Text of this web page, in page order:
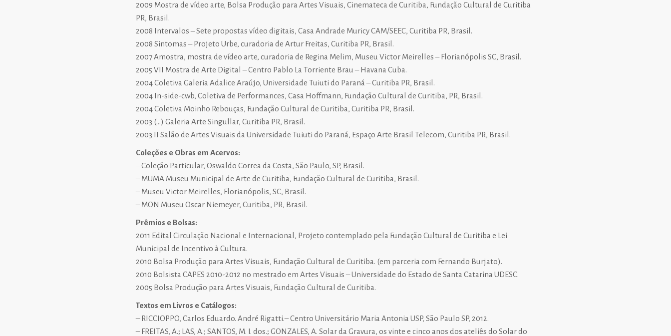
2009 Mostra de vídeo arte, Bolsa Produção para Artes Visuais, Cinemateca de Curitiba, Fundação Cultural de Curitiba
PR, Brasil.
2008 Intervalos – Sete propostas vídeo digitais, Casa Andrade Muricy CAM/SEEC, Curitiba PR, Brasil.
2008 Sintomas – Projeto Urbe, curadoria de Artur Freitas, Curitiba PR, Brasil.
2007 Amostra, mostra de vídeo arte, curadoria de Regina Melim, Museu Victor Meirelles – Florianópolis SC, Brasil.
2005 VII Mostra de Arte Digital – Centro Pablo La Torriente Brau – Havana Cuba.
2004 Coletiva Galeria Adalice Araújo, Universidade Tuiuti do Paraná – Curitiba PR, Brasil.
2004 In-side-cwb, Coletiva de Performances, Casa Hoffmann, Fundação Cultural de Curitiba, PR, Brasil.
2004 Coletiva Moinho Rebouças, Fundação Cultural de Curitiba, Curitiba PR, Brasil.
2003 (…) Galeria Arte Singullar, Curitiba PR, Brasil.
2003 II Salão de Artes Visuais da Universidade Tuiuti do Paraná, Espaço Arte Brasil Telecom, Curitiba PR, Brasil.
Coleções e Obras em Acervos:
– Coleção Particular, Oswaldo Correa da Costa, São Paulo, SP, Brasil.
– MUMA Museu Municipal de Arte de Curitiba, Fundação Cultural de Curitiba, Brasil.
– Museu Victor Meirelles, Florianópolis, SC, Brasil.
– MON Museu Oscar Niemeyer, Curitiba, PR, Brasil.
Prêmios e Bolsas:
2011 Edital Circulação Nacional e Internacional, Projeto contemplado pela Fundação Cultural de Curitiba e Lei
Municipal de Incentivo à Cultura.
2010 Bolsa Produção para Artes Visuais, Fundação Cultural de Curitiba. (em parceria com Fernando Burjato).
2010 Bolsista CAPES 2010-2012 no mestrado em Artes Visuais – Universidade do Estado de Santa Catarina UDESC.
2005 Bolsa Produção para Artes Visuais, Fundação Cultural de Curitiba.
Textos em Livros e Catálogos:
– RICCIOPPO, Carlos Eduardo. André Rigatti.– Centro Universitário Maria Antonia USP, São Paulo SP, 2012.
– FREITAS, A.; LAS, A.; SANTOS, M. I. dos.; GONZALES, A. Solar da Gravura, os vinte e cinco anos dos ateliês do Solar do